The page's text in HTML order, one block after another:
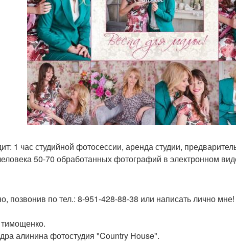
1 час студийной фотосессии, аренда студии,
50-70 обработанных фотографий в электронном
позвонив по тел.: 8-951-428-88-38 или написать лично мне!
алинина фотостудия "Country House".